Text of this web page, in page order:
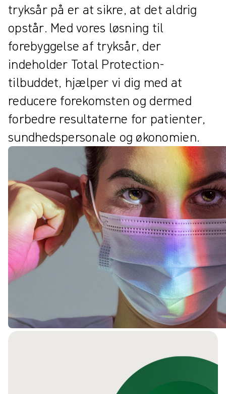
tryksår på er at sikre, at det aldrig
opstår. Med vores løsning til
forebyggelse af tryksår, der
indeholder Total Protection-
tilbuddet, hjælper vi dig med at
reducere forekomsten og dermed
forbedre resultaterne for patienter,
sundhedspersonale og økonomien.